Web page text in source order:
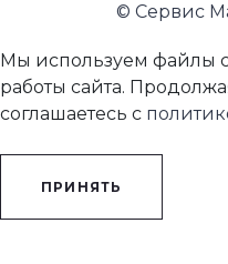
© Сервис
Мы используем файлы
работы сайта.
соглашаетесь с
ПРИНЯТЬ